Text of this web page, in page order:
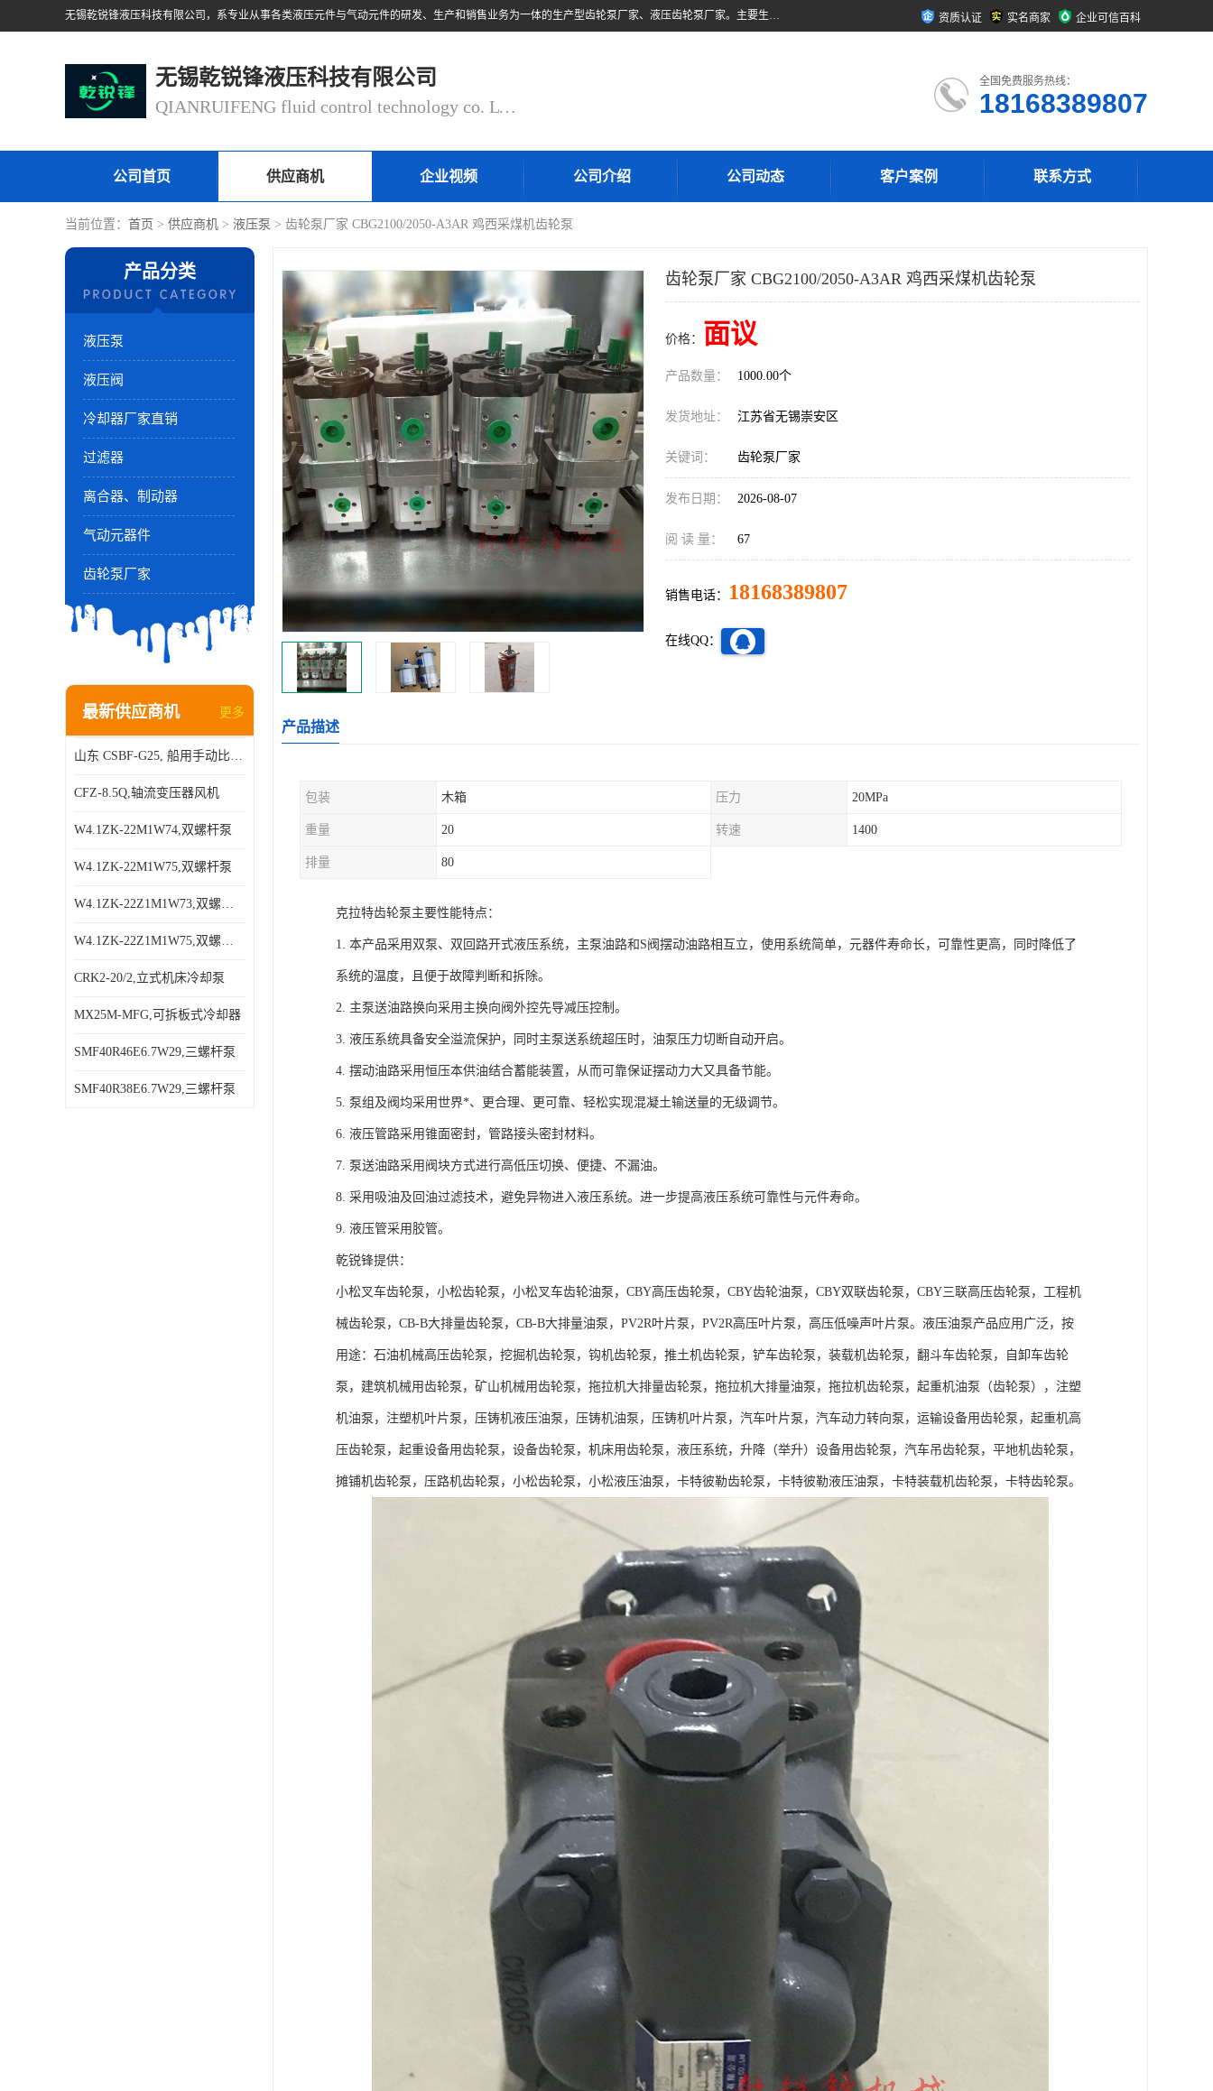
无锡乾锐锋液压科技有限公司，系专业从事各类液压元件与气动元件的研发、生产和销售业务为一体的生产型齿轮泵厂家、液压齿轮泵厂家。主要生产销售风冷式冷却器、液压油风冷却器，冷却器厂家直销、齿轮泵型号、齿轮泵厂家排名详情可来电咨询！ 资质认证 实名商家 企业可信百科
无锡乾锐锋液压科技有限公司
QIANRUIFENG fluid control technology co. LTD
全国免费服务热线：
18168389807
公司首页 供应商机 企业视频 公司介绍 公司动态 客户案例 联系方式
当前位置： 首页 > 供应商机 > 液压泵 > 齿轮泵厂家 CBG2100/2050-A3AR 鸡西采煤机齿轮泵
产品分类
液压泵
液压阀
冷却器厂家直销
过滤器
离合器、制动器
气动元器件
齿轮泵厂家
最新供应商机 更多
山东 CSBF-G25, 船用手动比例流量方向复合阀
CFZ-8.5Q,轴流变压器风机
W4.1ZK-22M1W74,双螺杆泵
W4.1ZK-22M1W75,双螺杆泵
W4.1ZK-22Z1M1W73,双螺杆泵
W4.1ZK-22Z1M1W75,双螺杆泵
CRK2-20/2,立式机床冷却泵
MX25M-MFG,可拆板式冷却器
SMF40R46E6.7W29,三螺杆泵
SMF40R38E6.7W29,三螺杆泵
齿轮泵厂家 CBG2100/2050-A3AR 鸡西采煤机齿轮泵
价格： 面议
产品数量： 1000.00个
发货地址： 江苏省无锡崇安区
关键词： 齿轮泵厂家
发布日期： 2026-08-07
阅 读 量： 67
销售电话： 18168389807
在线QQ：
产品描述
包装 木箱 压力 20MPa
重量 20 转速 1400
排量 80
克拉特齿轮泵主要性能特点：
1. 本产品采用双泵、双回路开式液压系统，主泵油路和S阀摆动油路相互立，使用系统简单，元器件寿命长，可靠性更高，同时降低了
系统的温度，且便于故障判断和拆除。
2. 主泵送油路换向采用主换向阀外控先导减压控制。
3. 液压系统具备安全溢流保护，同时主泵送系统超压时，油泵压力切断自动开启。
4. 摆动油路采用恒压本供油结合蓄能装置，从而可靠保证摆动力大又具备节能。
5. 泵组及阀均采用世界*、更合理、更可靠、轻松实现混凝土输送量的无级调节。
6. 液压管路采用锥面密封，管路接头密封材料。
7. 泵送油路采用阀块方式进行高低压切换、便捷、不漏油。
8. 采用吸油及回油过滤技术，避免异物进入液压系统。进一步提高液压系统可靠性与元件寿命。
9. 液压管采用胶管。
乾锐锋提供：
小松叉车齿轮泵，小松齿轮泵，小松叉车齿轮油泵，CBY高压齿轮泵，CBY齿轮油泵，CBY双联齿轮泵，CBY三联高压齿轮泵，工程机
械齿轮泵，CB-B大排量齿轮泵，CB-B大排量油泵，PV2R叶片泵，PV2R高压叶片泵，高压低噪声叶片泵。液压油泵产品应用广泛，按
用途：石油机械高压齿轮泵，挖掘机齿轮泵，钩机齿轮泵，推土机齿轮泵，铲车齿轮泵，装载机齿轮泵，翻斗车齿轮泵，自卸车齿轮
泵，建筑机械用齿轮泵，矿山机械用齿轮泵，拖拉机大排量齿轮泵，拖拉机大排量油泵，拖拉机齿轮泵，起重机油泵（齿轮泵），注塑
机油泵，注塑机叶片泵，压铸机液压油泵，压铸机油泵，压铸机叶片泵，汽车叶片泵，汽车动力转向泵，运输设备用齿轮泵，起重机高
压齿轮泵，起重设备用齿轮泵，设备齿轮泵，机床用齿轮泵，液压系统，升降（举升）设备用齿轮泵，汽车吊齿轮泵，平地机齿轮泵，
摊铺机齿轮泵，压路机齿轮泵，小松齿轮泵，小松液压油泵，卡特彼勒齿轮泵，卡特彼勒液压油泵，卡特装载机齿轮泵，卡特齿轮泵。